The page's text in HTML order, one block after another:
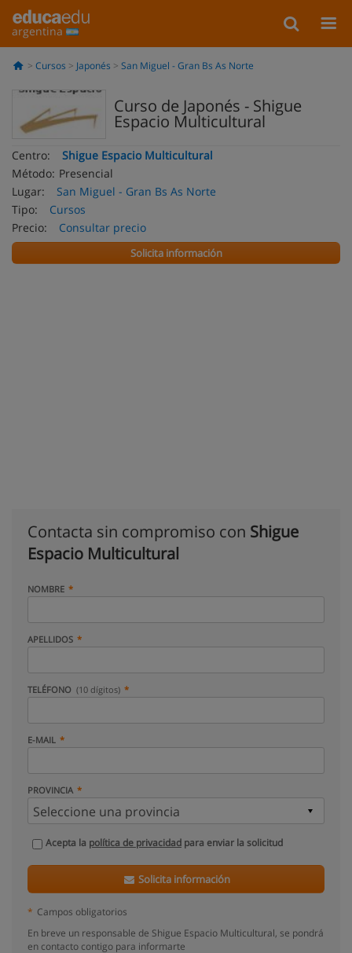
argentina
Cursos Japonés San Miguel - Gran Bs As Norte
Curso de Japonés - Shigue
Espacio Multicultural
Centro:
Shigue Espacio Multicultural
Método: Presencial
Lugar:
San Miguel - Gran Bs As Norte
Tipo:
Cursos
Precio:
Consultar precio
Solicita información
Contacta sin compromiso con Shigue
Espacio Multicultural
NOMBRE
APELLIDOS
TELÉFONO (10 dígitos)
E-MAIL
PROVINCIA
Acepta la política de privacidad para enviar la solicitud
Solicita información
* Campos obligatorios
En breve un responsable de Shigue Espacio Multicultural, se pondrá
en contacto contigo para informarte